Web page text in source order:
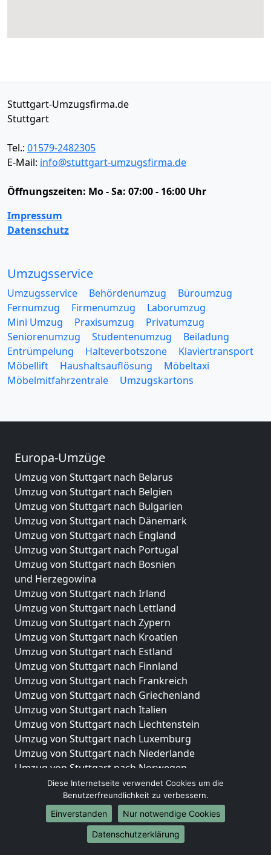
Stuttgart-Umzugsfirma.de
Stuttgart
Tel.: 01579-2482305
E-Mail: info@stuttgart-umzugsfirma.de
Öffnungszeiten: Mo - Sa: 07:00 - 16:00 Uhr
Impressum
Datenschutz
Umzugsservice
Umzugsservice Behördenumzug
Büroumzug
Fernumzug
Firmenumzug
Laborumzug
Mini Umzug
Praxisumzug
Privatumzug
Seniorenumzug
Studentenumzug
Beiladung
Entrümpelung
Halteverbotszone
Klaviertransport
Möbellift
Haushaltsauflösung
Möbeltaxi
Möbelmitfahrzentrale
Umzugskartons
Europa-Umzüge
Umzug von Stuttgart nach Belarus
Umzug von Stuttgart nach Belgien
Umzug von Stuttgart nach Bulgarien
Umzug von Stuttgart nach Dänemark
Umzug von Stuttgart nach England
Umzug von Stuttgart nach Portugal
Umzug von Stuttgart nach Bosnien
und Herzegowina
Umzug von Stuttgart nach Irland
Umzug von Stuttgart nach Lettland
Umzug von Stuttgart nach Zypern
Umzug von Stuttgart nach Kroatien
Umzug von Stuttgart nach Estland
Umzug von Stuttgart nach Finnland
Umzug von Stuttgart nach Frankreich
Umzug von Stuttgart nach Griechenland
Umzug von Stuttgart nach Italien
Umzug von Stuttgart nach Liechtenstein
Umzug von Stuttgart nach Luxemburg
Umzug von Stuttgart nach Niederlande
Umzug von Stuttgart nach Norwegen
Umzüge-Deutschlandweit
Umzug von Stuttgart nach Berlin
Umzug von Stuttgart nach Hamburg
Umzug von Stuttgart nach München
Diese Internetseite verwendet Cookies um die
Benutzerfreundlichkeit zu verbessern.
Einverstanden
Nur notwendige Cookies
Datenschutzerklärung